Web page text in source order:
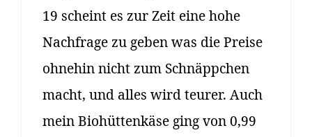
19 scheint es zur Zeit eine hohe
Nachfrage zu geben was die Preise
ohnehin nicht zum Schnäppchen
macht, und alles wird teurer. Auch
mein Biohüttenkäse ging von 0,99